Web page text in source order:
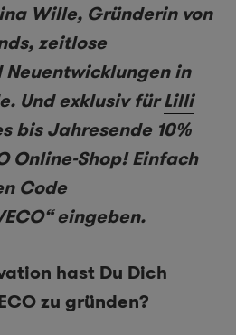
Wille, Gründerin von
zeitlose
in
Und exklusiv fürLilli
bis Jahresende 10%
Online-Shop! Einfach
Code
eingeben.
hast Du Dich
zu gründen?